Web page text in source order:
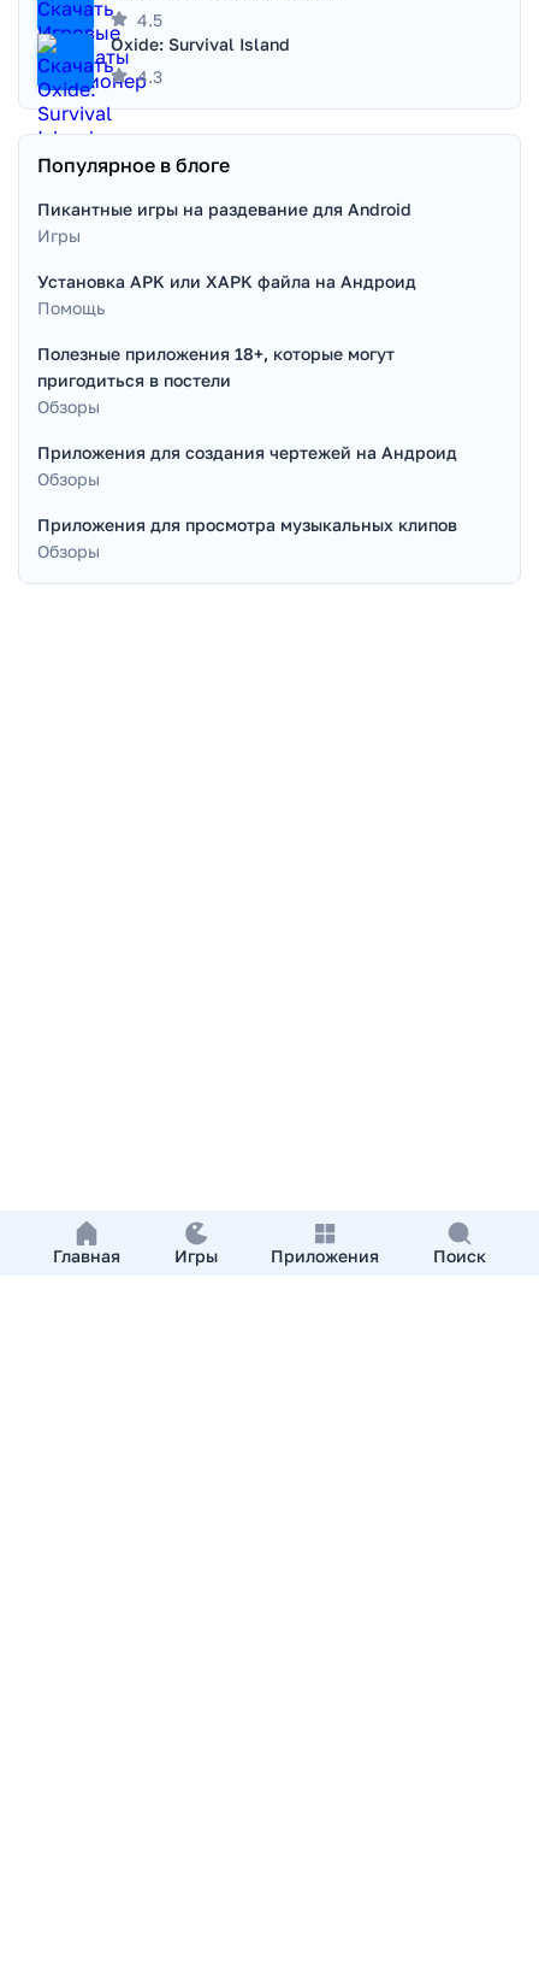
Главная Игры Приложения Поиск
4.5
Oxide: Survival Island
4.3
Популярное в блоге
Пикантные игры на раздевание для Android
Игры
Установка APK или XAPK файла на Андроид
Помощь
Полезные приложения 18+, которые могут
пригодиться в постели
Обзоры
Приложения для создания чертежей на Андроид
Обзоры
Приложения для просмотра музыкальных клипов
Обзоры